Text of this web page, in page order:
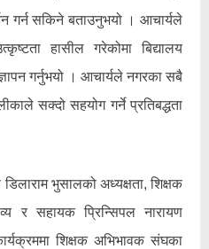
गर्न सकिने बताउनुभयो । आचार्यले
हासील गरेकोमा बिद्यालय
गर्नुभयो । आचार्यले नगरका सबै
सक्दो सहयोग गर्ने प्रतिबद्धता
डिलाराम भुसालको अध्यक्षता, शिक्षक
र सहायक प्रिन्सिपल नारायण
शिक्षक अभिभावक संघका